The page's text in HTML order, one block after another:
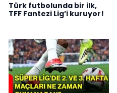
Türk futbolunda bir ilk,
TFF Fantezi Lig’i kuruyor!